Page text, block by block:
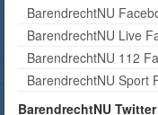
BarendrechtNU
BarendrechtNU Live
BarendrechtNU 112
BarendrechtNU Sport
BarendrechtNU